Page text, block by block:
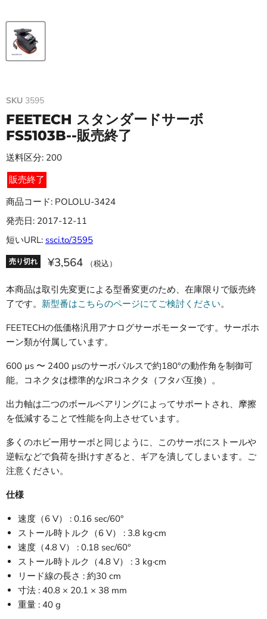
SKU 3595
FEETECH スタンダードサーボ
FS5103B--販売終了
送料区分: 200
販売終了
商品コード: POLOLU-3424
発売日: 2017-12-11
短いURL: ssci.to/3595
売り切れ ¥3,564 （税込）
本商品は取引先変更による型番変更のため、在庫限りで販売終
了です。 新型番はこちらのページにてご検討ください。
FEETECHの低価格汎用アナログサーボモーターです。サーボホ
ーン類が付属しています。
600 µs 〜 2400 µsのサーボパルスで約180°の動作角を制御可
能。コネクタは標準的なJRコネクタ（フタバ互換）。
出力軸は二つのボールベアリングによってサポートされ、摩擦
を低減することで性能を向上させています。
多くのホビー用サーボと同じように、このサーボにストールや
逆転などで負荷を掛けすぎると、ギアを潰してしまいます。ご
注意ください。
仕様
速度（6 V） : 0.16 sec/60°
ストール時トルク（6 V） : 3.8 kg·cm
速度（4.8 V） : 0.18 sec/60°
ストール時トルク（4.8 V） : 3 kg·cm
リード線の長さ : 約30 cm
寸法 : 40.8 × 20.1 × 38 mm
重量 : 40 g